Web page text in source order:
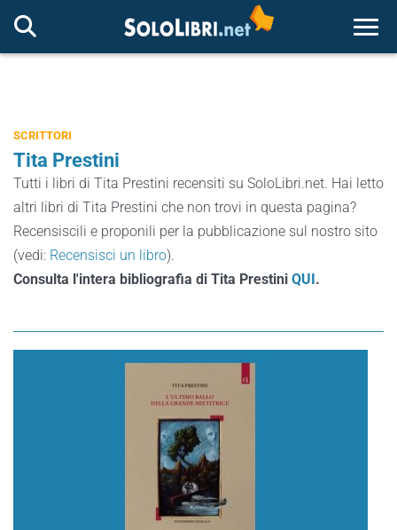
SCRITTORI
Tita Prestini
Tutti i libri di Tita Prestini recensiti su SoloLibri.net. Hai letto
altri libri di Tita Prestini che non trovi in questa pagina?
Recensiscili e proponili per la pubblicazione sul nostro sito
(vedi: Recensisci un libro).
Consulta l'intera bibliografia di Tita Prestini QUI.